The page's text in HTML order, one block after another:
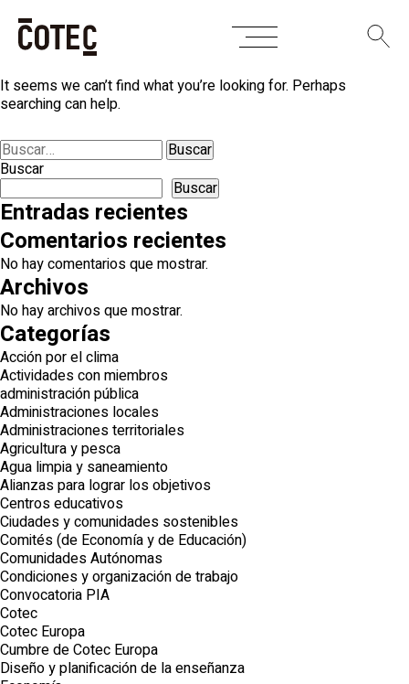
SkipNothing Found
It seems we can’t find what you’re looking for. Perhaps
searching can help.
Buscar:
Buscar
Buscar
Entradas recientes
Comentarios recientes
No hay comentarios que mostrar.
Archivos
No hay archivos que mostrar.
Categorías
Acción por el clima
Actividades con miembros
administración pública
Administraciones locales
Administraciones territoriales
Agricultura y pesca
Agua limpia y saneamiento
Alianzas para lograr los objetivos
Centros educativos
Ciudades y comunidades sostenibles
Comités (de Economía y de Educación)
Comunidades Autónomas
Condiciones y organización de trabajo
Convocatoria PIA
Cotec
Cotec Europa
Cumbre de Cotec Europa
Diseño y planificación de la enseñanza